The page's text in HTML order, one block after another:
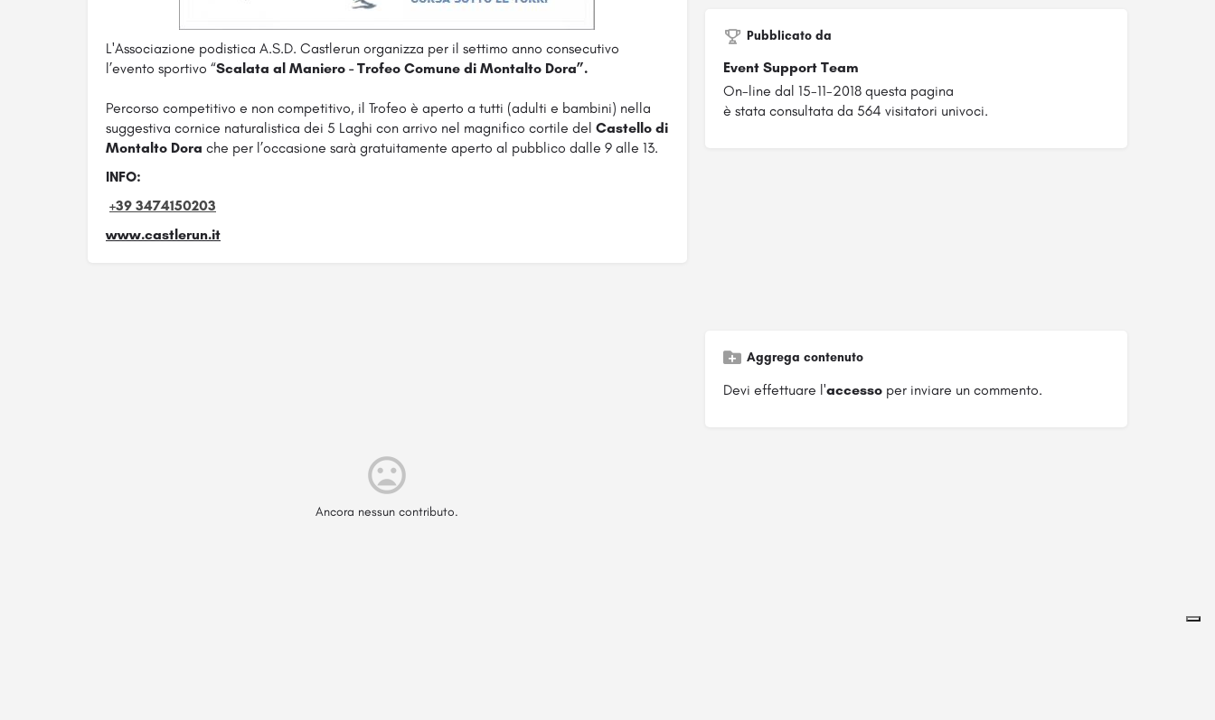
L'Associazione podistica A.S.D. Castlerun organizza per il settimo anno consecutivo
l’evento sportivo “Scalata al Maniero - Trofeo Comune di Montalto Dora”.
Percorso competitivo e non competitivo, il Trofeo è aperto a tutti (adulti e bambini) nella
suggestiva cornice naturalistica dei 5 Laghi con arrivo nel magnifico cortile del Castello di
Montalto Dora che per l’occasione sarà gratuitamente aperto al pubblico dalle 9 alle 13.
INFO:
+39 3474150203
www.castlerun.it
Pubblicato da
Event Support Team
On-line dal 15-11-2018 questa pagina
è stata consultata da 564 visitatori univoci.
Ancora nessun contributo.
Aggrega contenuto
Devi effettuare l'accessoper inviare un commento.